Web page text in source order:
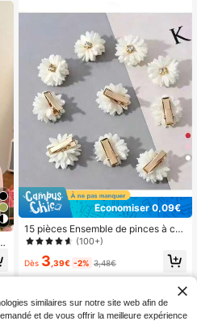
ous, l'école, les fêtes et les représe
Économiser 0,09€
15 pièces Ensemble de pinces à ch
eveux à fleurs en tissu, coiffe de ma
riée, accessoires pour cheveux à fle
urs de couleur unie avec centre en
strass, convient aux femmes, pour f
ête, rassemblement, port quotidien,
décoration de fleurs d'Halloween, é
pingle à cheveux
(100+)
Dès 3 ,39€ -2% 3,48€
similaires sur notre site web afin de
et de vous offrir la meilleure expérience